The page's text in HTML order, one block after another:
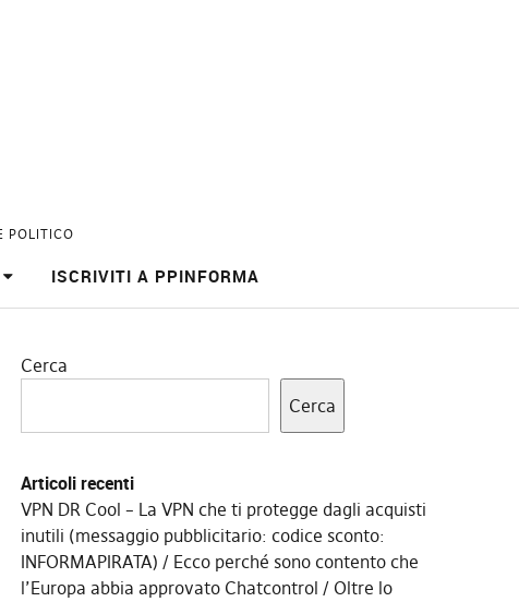
POLITICO
ISCRIVITI A PPINFORMA
Cerca
Cerca
Articoli recenti
VPN DR Cool – La VPN che ti protegge dagli acquisti
inutili (messaggio pubblicitario: codice sconto:
INFORMAPIRATA)
Ecco perché sono contento che
l’Europa abbia approvato Chatcontrol
Oltre lo